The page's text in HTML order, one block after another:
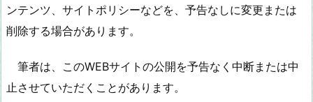
ンテンツ、サイトポリシーなどを、予告なしに変更または
削除する場合があります。
筆者は、このWEBサイトの公開を予告なく中断または中
止させていただくことがあります。